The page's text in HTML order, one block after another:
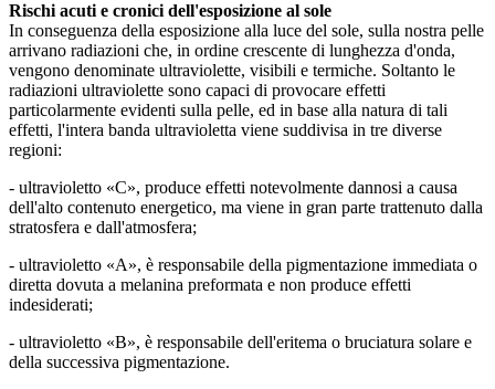
Rischi acuti e cronici dell'esposizione al sole
In conseguenza della esposizione alla luce del sole, sulla nostra pelle
arrivano radiazioni che, in ordine crescente di lunghezza d'onda,
vengono denominate ultraviolette, visibili e termiche. Soltanto le
radiazioni ultraviolette sono capaci di provocare effetti
particolarmente evidenti sulla pelle, ed in base alla natura di tali
effetti, l'intera banda ultravioletta viene suddivisa in tre diverse
regioni:
- ultravioletto «C», produce effetti notevolmente dannosi a causa
dell'alto contenuto energetico, ma viene in gran parte trattenuto dalla
stratosfera e dall'atmosfera;
- ultravioletto «A», è responsabile della pigmentazione immediata o
diretta dovuta a melanina preformata e non produce effetti
indesiderati;
- ultravioletto «B», è responsabile dell'eritema o bruciatura solare e
della successiva pigmentazione.